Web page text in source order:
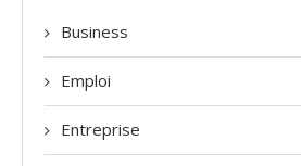
Business
Emploi
Entreprise